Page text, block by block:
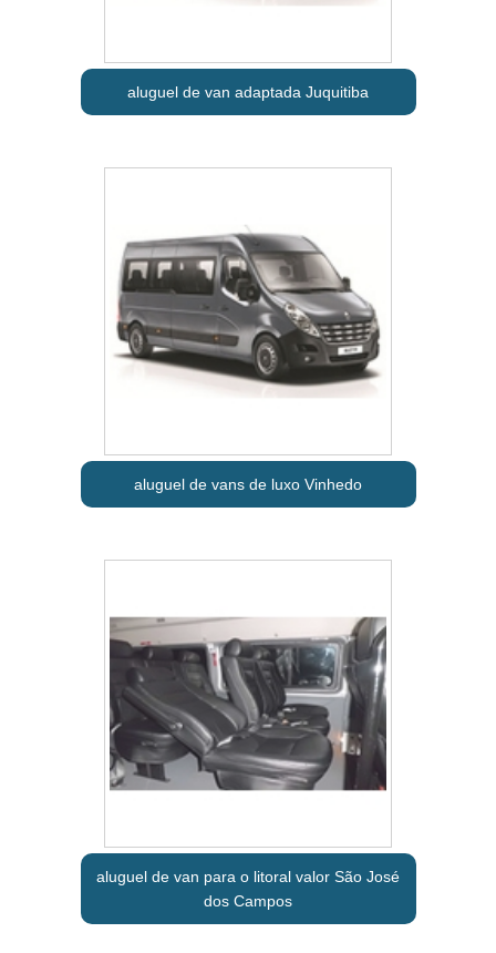
aluguel de van adaptada Juquitiba
aluguel de vans de luxo Vinhedo
aluguel de van para o litoral valor São José
dos Campos